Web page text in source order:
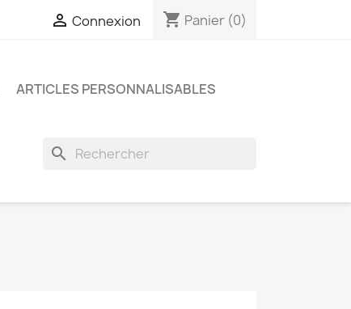
 Connexion shopping_cart Panier (0)
ARTICLES PERSONNALISABLES
search